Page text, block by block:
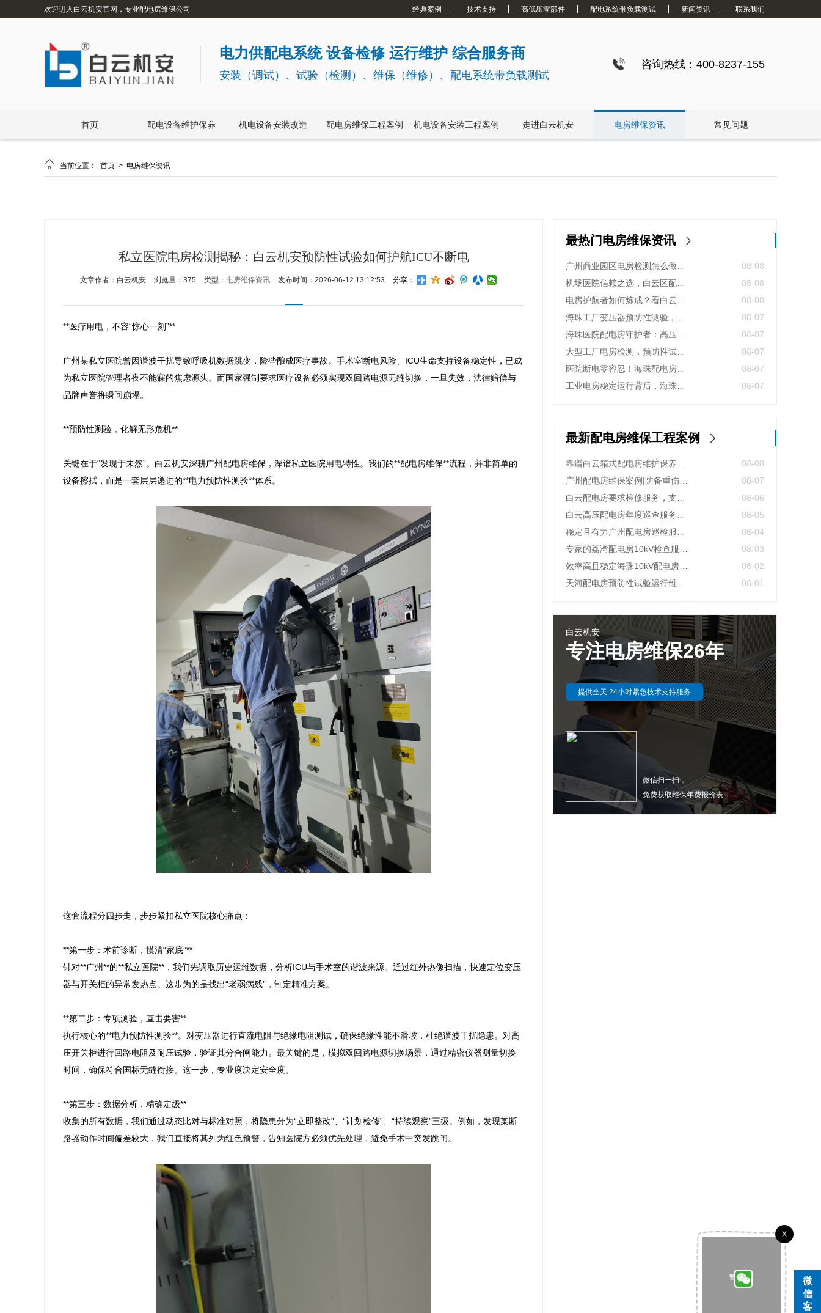
欢迎进入白云机安官网，专业配电房维保公司 经典案例 技术支持 高低压零部件 配电系统带负载测试 新闻资讯 联系我们
电力供配电系统 设备检修 运行维护 综合服务商
安装（调试）、试验（检测）、维保（维修）、配电系统带负载测试
咨询热线：400-8237-155
首页 配电设备维护保养 机电设备安装改造 配电房维保工程案例 机电设备安装工程案例 走进白云机安 电房维保资讯 常见问题
 当前位置： 首页 > 电房维保资讯
私立医院电房检测揭秘：白云机安预防性试验如何护航ICU不断电
文章作者：白云机安 浏览量：375 类型： 电房维保资讯 发布时间：2026-06-12 13:12:53 分享：
**医疗用电，不容“惊心一刻”**
广州某私立医院曾因谐波干扰导致呼吸机数据跳变，险些酿成医疗事故。手术室断电风险、ICU生命支持设备稳定性，已成
为私立医院管理者夜不能寐的焦虑源头。而国家强制要求医疗设备必须实现双回路电源无缝切换，一旦失效，法律赔偿与
品牌声誉将瞬间崩塌。
**预防性测验，化解无形危机**
关键在于“发现于未然”。白云机安深耕广州配电房维保，深谙私立医院用电特性。我们的**配电房维保**流程，并非简单的
设备擦拭，而是一套层层递进的**电力预防性测验**体系。
这套流程分四步走，步步紧扣私立医院核心痛点：
**第一步：术前诊断，摸清“家底”**
针对**广州**的**私立医院**，我们先调取历史运维数据，分析ICU与手术室的谐波来源。通过红外热像扫描，快速定位变压
器与开关柜的异常发热点。这步为的是找出“老弱病残”，制定精准方案。
**第二步：专项测验，直击要害**
执行核心的**电力预防性测验**。对变压器进行直流电阻与绝缘电阻测试，确保绝缘性能不滑坡，杜绝谐波干扰隐患。对高
压开关柜进行回路电阻及耐压试验，验证其分合闸能力。最关键的是，模拟双回路电源切换场景，通过精密仪器测量切换
时间，确保符合国标无缝衔接。这一步，专业度决定安全度。
**第三步：数据分析，精确定级**
收集的所有数据，我们通过动态比对与标准对照，将隐患分为“立即整改”、“计划检修”、“持续观察”三级。例如，发现某断
路器动作时间偏差较大，我们直接将其列为红色预警，告知医院方必须优先处理，避免手术中突发跳闸。
最热门电房维保资讯
08-08
08-08
08-08
08-07
08-07
08-07
08-07
08-07
最新配电房维保工程案例
08-08
08-07
08-06
08-05
08-04
08-03
08-02
08-01
白云机安
专注电房维保26年
提供全天 24小时紧急技术支持服务
微信扫一扫，
免费获取维保年费报价表
微
信
客
X